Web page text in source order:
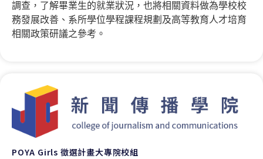
調查，了解畢業生的就業狀況，也將相關資料做為學校校
務發展改善、系所學位學程課程規劃及高等教育人才培育
相關政策研議之參考。
POYA Girls 徵選計畫大專院校組